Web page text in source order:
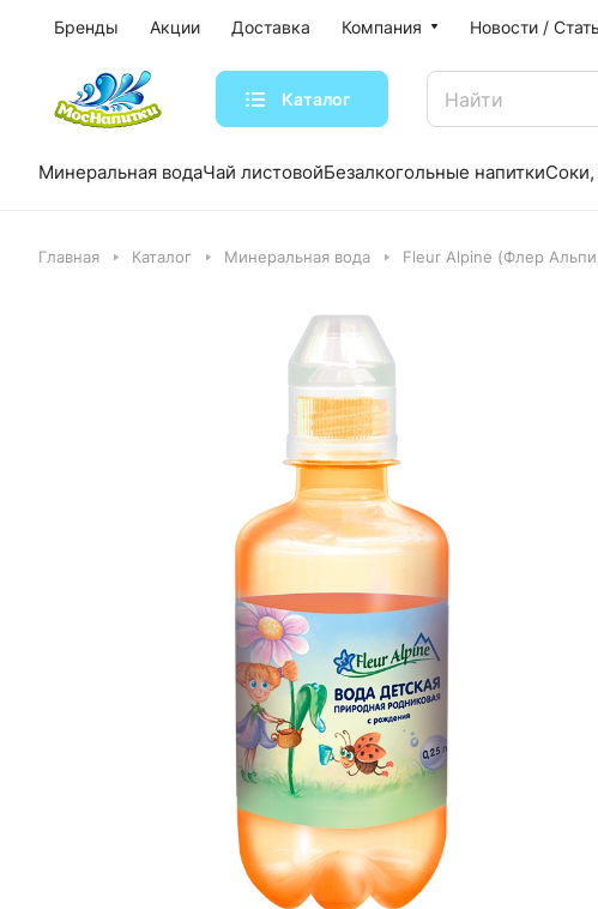
Бренды Акции Доставка Компания Новости /
Каталог
Минеральная водаЧай листовойБезалкогольные напиткиСоки,
Главная Каталог Минеральная вода Fleur Alpine (Флер